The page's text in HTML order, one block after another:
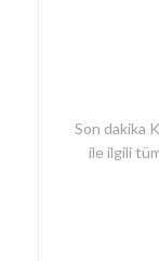
Son dakika
ile ilgili